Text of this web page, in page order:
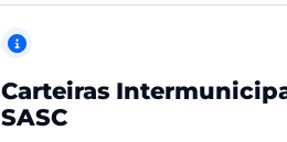
Carteiras
SASC